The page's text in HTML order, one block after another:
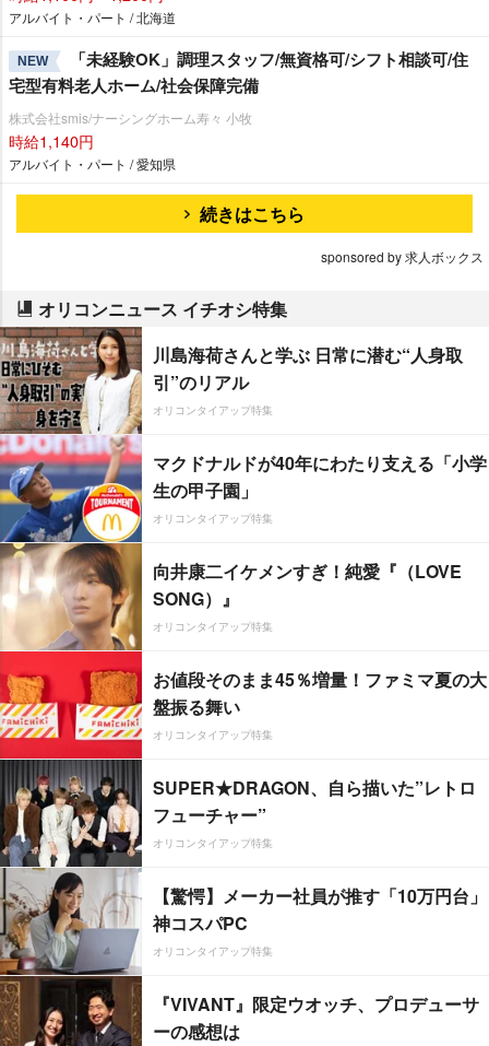
アルバイト・パート / 北海道
NEW
「未経験OK」調理スタッフ/無資格可/シフト相談可/住
宅型有料老人ホーム/社会保障完備
株式会社smis/ナーシングホーム寿々 小牧
時給1,140円
アルバイト・パート / 愛知県
続きはこちら
sponsored by 求人ボックス
オリコンニュース イチオシ特集
川島海荷さんと学ぶ 日常に潜む“人身取
引”のリアル
オリコンタイアップ特集
マクドナルドが40年にわたり支える「小学
生の甲子園」
オリコンタイアップ特集
向井康二イケメンすぎ！純愛『（LOVE
SONG）』
オリコンタイアップ特集
お値段そのまま45％増量！ファミマ夏の大
盤振る舞い
オリコンタイアップ特集
SUPER★DRAGON、自ら描いた”レトロ
フューチャー”
オリコンタイアップ特集
【驚愕】メーカー社員が推す「10万円台」
神コスパPC
オリコンタイアップ特集
『VIVANT』限定ウオッチ、プロデューサ
ーの感想は